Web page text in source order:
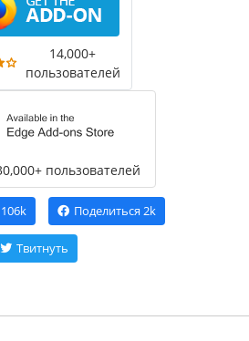
14,000+
пользователей
пользователей
106k Поделиться 2k
Твитнуть